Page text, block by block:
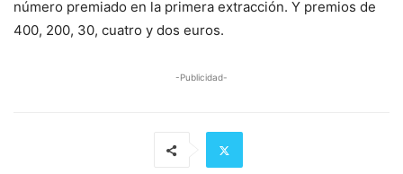
número premiado en la primera extracción. Y premios de
400, 200, 30, cuatro y dos euros.
-Publicidad-